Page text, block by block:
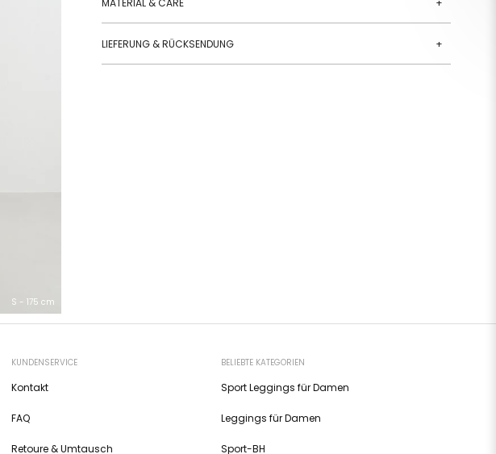
S - 175 cm
MATERIAL & CARE +
LIEFERUNG & RÜCKSENDUNG +
KUNDENSERVICE
Kontakt
FAQ
Retoure & Umtausch
BELIEBTE KATEGORIEN
Sport Leggings für Damen
Leggings für Damen
Sport-BH